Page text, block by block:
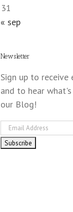
31
« sep
Newsletter
Sign up to receive
and to hear
our Blog!